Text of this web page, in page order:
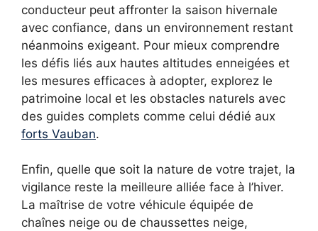
conducteur peut affronter la saison hivernale
avec confiance, dans un environnement restant
néanmoins exigeant. Pour mieux comprendre
les défis liés aux hautes altitudes enneigées et
les mesures efficaces à adopter, explorez le
patrimoine local et les obstacles naturels avec
des guides complets comme celui dédié aux
forts Vauban.
Enfin, quelle que soit la nature de votre trajet, la
vigilance reste la meilleure alliée face à l’hiver.
La maîtrise de votre véhicule équipée de
chaînes neige ou de chaussettes neige,